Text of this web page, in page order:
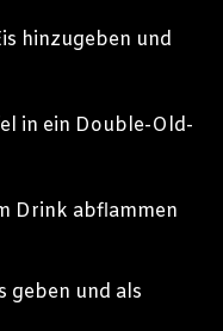
hinzugeben und
in ein Double-Old-
Drink abflammen
geben und als